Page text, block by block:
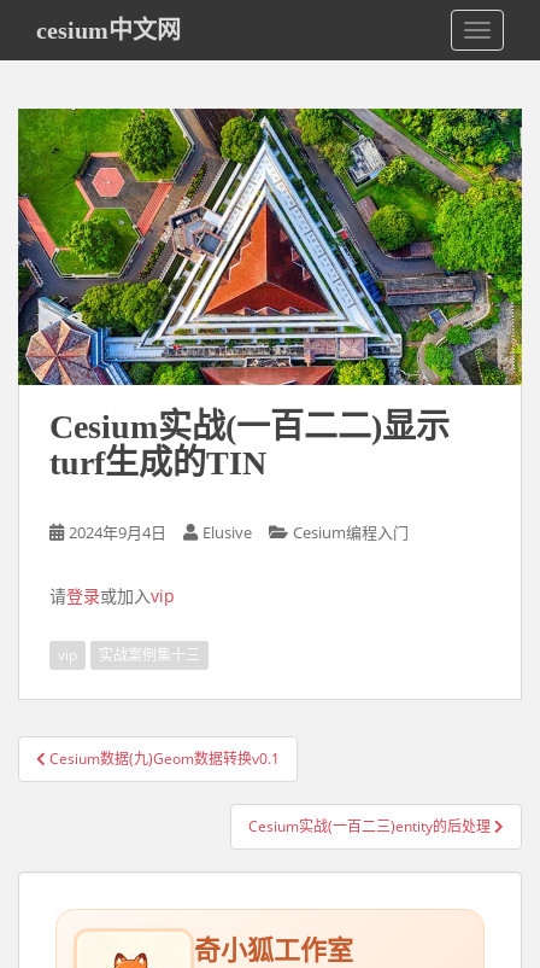
i
cesium中文网
Cesium实战(一百二二)显示
turf生成的TIN
2024年9月4日 Elusive Cesium编程入门
请登录或加入vip
vip 实战案例集十三
文章导航
Cesium数据(九)Geom数据转换v0.1
Cesium实战(一百二三)entity的后处理
奇小狐工作室